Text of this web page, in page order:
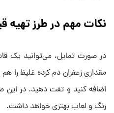
نکات مهم در طرز تهیه
در صورت تمایل، می‌توانید یک
مقداری زعفران دم کرده غلیظ را
اضافه کنید و تفت دهید. در
رنگ و لعاب بهتری خواهد داشت.